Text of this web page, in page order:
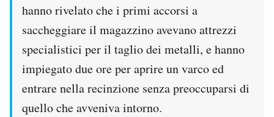
hanno rivelato che i primi accorsi a
saccheggiare il magazzino avevano attrezzi
specialistici per il taglio dei metalli, e hanno
impiegato due ore per aprire un varco ed
entrare nella recinzione senza preoccuparsi di
quello che avveniva intorno.